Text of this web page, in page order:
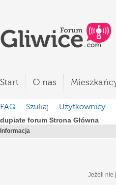
Start O nas
FAQ Szukaj Użytkownicy
dupiate forum Strona Główna
Informacja
Jeżeli nie